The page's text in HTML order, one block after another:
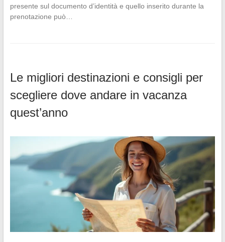
presente sul documento d’identità e quello inserito durante la
prenotazione può…
Le migliori destinazioni e consigli per
scegliere dove andare in vacanza
quest’anno